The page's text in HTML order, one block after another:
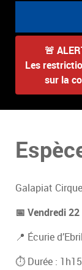
🚨
Les
sur la
Galapiat Cirque
📅 Vendredi
📍 Écurie
⏱ Durée :